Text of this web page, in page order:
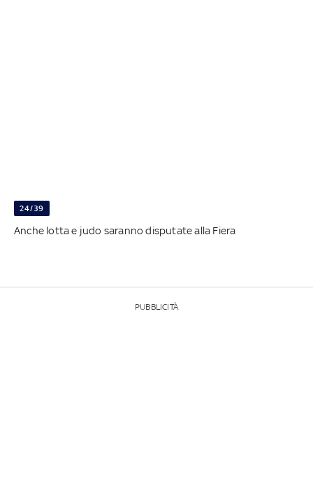
24/39
Anche lotta e judo saranno disputate alla Fiera
PUBBLICITÀ